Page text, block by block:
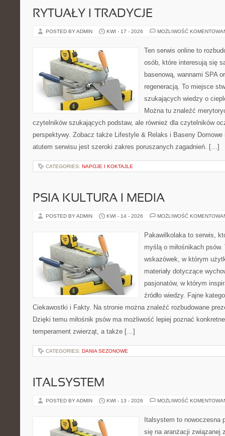
RYTUAŁY I TRADYCJE
POSTED BY ADMIN KWI - 17 - 2026 MOŻLIWOŚĆ
Ten serwis online to
osób, które interesują się
basenową, wannami SPA
regeneracją. To miejsce
szukających wiedzy o
Można tu znaleźć
czytelników szukających podstaw, ale również dla czytelników
perspektywy. Zobacz także Lifestyle & Relaks i Baseny Domowe
atutem serwisu jest szeroki zakres poruszanych zagadnień. […]
CATEGORIES: NAPOJE I KOKTAJLE
PSIA KULTURA I MEDIA
POSTED BY ADMIN KWI - 14 - 2026 MOŻLIWOŚĆ
Pakawilkolaka to serwis,
myślą o miłośnikach
wskazówek, w którym
materiały dotyczące
pasjonatów, w którym
źródło wiedzy. Fajne
Ciekawostki i Fakty. Na stronie można znaleźć rozbudowane
Dzięki temu miłośnik psów ma możliwość lepiej poznać
temperament zwierząt, a także […]
CATEGORIES: DANIA SEZONOWE
ITALSYSTEM
POSTED BY ADMIN KWI - 13 - 2026 MOŻLIWOŚĆ
Italsystem to nowoczesna
się na aranżacji związanej